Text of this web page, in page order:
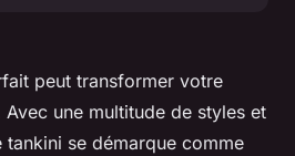
peut transformer votre
une multitude de styles et
se démarque comme